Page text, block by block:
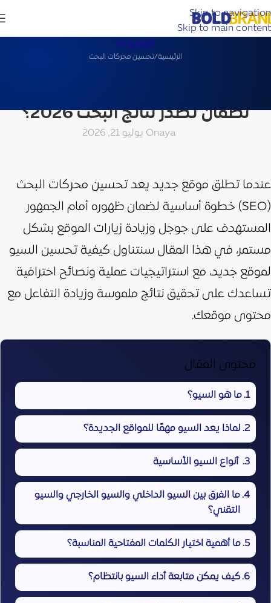
Skip to navigation
Skip to main content
المدونة
الرئيسية تحسين محركات البحث
لضمان تصدر نتائج البحث 2026؟
ayaOn يوليو 21, 2026
عندما تطلق موقع جديد يعد تحسين محركات البحث
(SEO) خطوة أساسية لضمان ظهوره أمام الجمهور
المستهدف على جوجل وزيادة زيارات الموقع بشكل
مستمر، في هذا المقال سنتناول كيفية تحسين السيو
لموقع جديد، مع استراتيجيات عملية ونصائح احترافية
تساعدك على تحقيق نتائج ملموسة وزيادة التفاعل مع
محتوى موقعك.
محتوى المقال
ما هو السيو؟
لماذا يعد السيو مهمًا للمواقع الجديدة؟
أنواع السيو الأساسية
ما الفرق بين السيو الداخلي والسيو الخارجي والسيو
التقني؟
ما أهمية اختيار الكلمات المفتاحية المناسبة؟
كيف يمكن متابعة أداء السيو بانتظام؟